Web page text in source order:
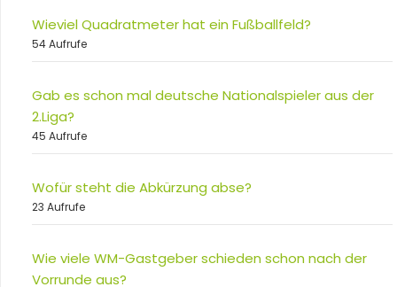
Wieviel Quadratmeter hat ein Fußballfeld?
54 Aufrufe
Gab es schon mal deutsche Nationalspieler aus der
2.Liga?
45 Aufrufe
Wofür steht die Abkürzung abse?
23 Aufrufe
Wie viele WM-Gastgeber schieden schon nach der
Vorrunde aus?